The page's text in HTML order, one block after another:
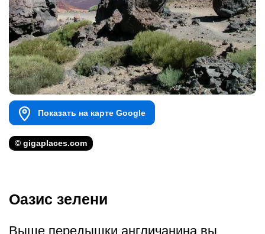
Показать на карте Google
© gigaplaces.com
Оазис зелени
Выше передышки англичанина вы